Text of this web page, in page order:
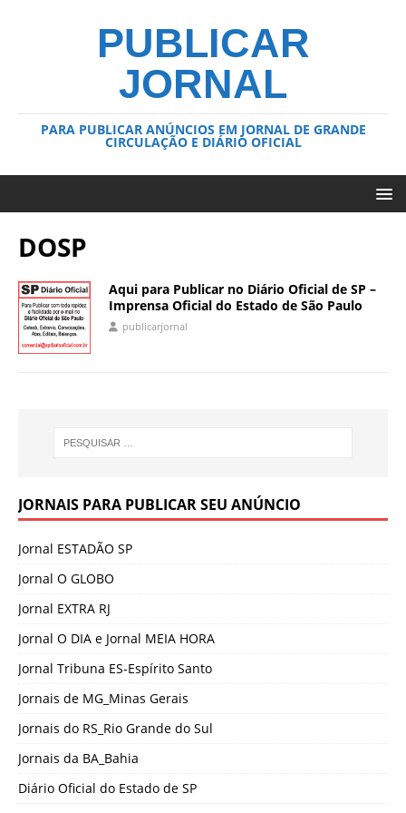
PUBLICAR
JORNAL
PARA PUBLICAR ANÚNCIOS EM JORNAL DE GRANDE
CIRCULAÇÃO E DIÁRIO OFICIAL
DOSP
Aqui para Publicar no Diário Oficial de SP –
Imprensa Oficial do Estado de São Paulo
publicarjornal
JORNAIS PARA PUBLICAR SEU ANÚNCIO
Jornal ESTADÃO SP
Jornal O GLOBO
Jornal EXTRA RJ
Jornal O DIA e Jornal MEIA HORA
Jornal Tribuna ES-Espírito Santo
Jornais de MG_Minas Gerais
Jornais do RS_Rio Grande do Sul
Jornais da BA_Bahia
Diário Oficial do Estado de SP